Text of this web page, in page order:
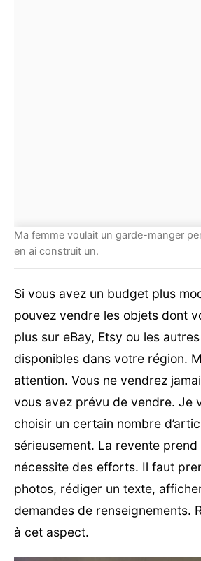
Ma femme voulait un garde-manger
en ai construit un.
Si vous avez un budget plus
pouvez vendre les objets dont
plus sur eBay, Etsy ou les
disponibles dans votre région.
attention. Vous ne vendrez
vous avez prévu de vendre. Je
choisir un certain nombre
sérieusement. La revente
nécessite des efforts. Il faut
photos, rédiger un texte,
demandes de renseignements.
à cet aspect.